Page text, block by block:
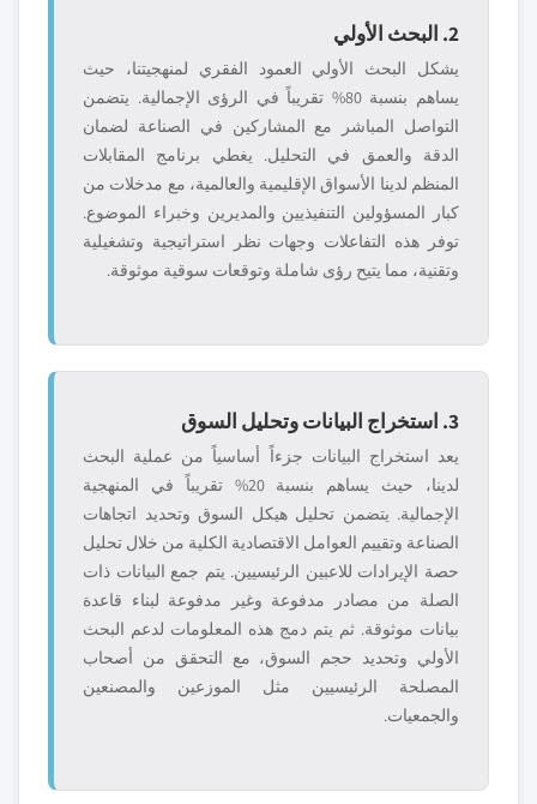
2. البحث الأولي
يشكل البحث الأولي العمود الفقري لمنهجيتنا، حيث
يساهم بنسبة 80% تقريباً في الرؤى الإجمالية. يتضمن
التواصل المباشر مع المشاركين في الصناعة لضمان
الدقة والعمق في التحليل. يغطي برنامج المقابلات
المنظم لدينا الأسواق الإقليمية والعالمية، مع مدخلات من
كبار المسؤولين التنفيذيين والمديرين وخبراء الموضوع.
توفر هذه التفاعلات وجهات نظر استراتيجية وتشغيلية
وتقنية، مما يتيح رؤى شاملة وتوقعات سوقية موثوقة.
3. استخراج البيانات وتحليل السوق
يعد استخراج البيانات جزءاً أساسياً من عملية البحث
لدينا، حيث يساهم بنسبة 20% تقريباً في المنهجية
الإجمالية. يتضمن تحليل هيكل السوق وتحديد اتجاهات
الصناعة وتقييم العوامل الاقتصادية الكلية من خلال تحليل
حصة الإيرادات للاعبين الرئيسيين. يتم جمع البيانات ذات
الصلة من مصادر مدفوعة وغير مدفوعة لبناء قاعدة
بيانات موثوقة. ثم يتم دمج هذه المعلومات لدعم البحث
الأولي وتحديد حجم السوق، مع التحقق من أصحاب
المصلحة الرئيسيين مثل الموزعين والمصنعين
والجمعيات.